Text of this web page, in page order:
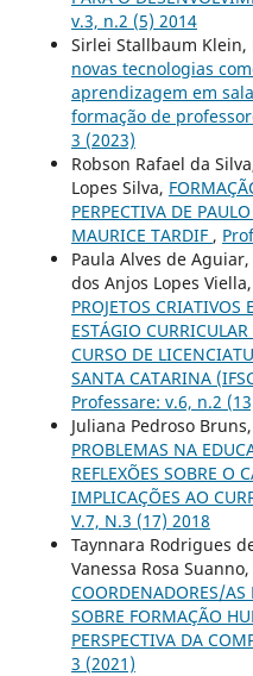
v.3, n.2 (5) 2014
Sirlei Stallbaum Klein,
novas tecnologias
aprendizagem em
formação de
3 (2023)
Robson Rafael da
Lopes Silva,
PERPECTIVA DE
MAURICE TARDIF ,
Paula Alves de
dos Anjos Lopes Viella,
PROJETOS CRIATIVOS
ESTÁGIO
CURSO DE
SANTA CATARINA
Professare: v.6, n.2
Juliana Pedroso
PROBLEMAS NA
REFLEXÕES SOBRE O
IMPLICAÇÕES AO
V.7, N.3 (17) 2018
Taynnara Rodrigues
Vanessa Rosa Suanno,
COORDENADORES/AS
SOBRE FORMAÇÃO
PERSPECTIVA DA
3 (2021)